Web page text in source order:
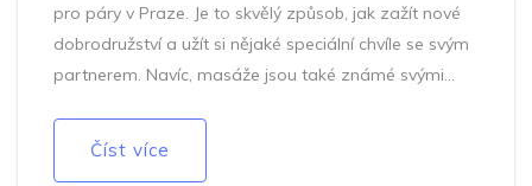
pro páry v Praze. Je to skvělý způsob, jak zažít nové
dobrodružství a užít si nějaké speciální chvíle se svým
partnerem. Navíc, masáže jsou také známé svými
vyzkoušet!
Číst více